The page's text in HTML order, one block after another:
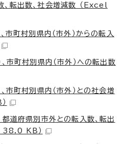
転出数、社会増減数 （Excel
町村別県内（市外）からの転入
市町村別県内（市外）への転出数
町村別県内（市外）との社会増
道府県別市外との転入数、転出
38.0 KB）